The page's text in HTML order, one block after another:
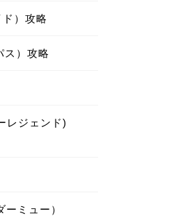
）攻略
ス）攻略
レジェンド)
ミュー）